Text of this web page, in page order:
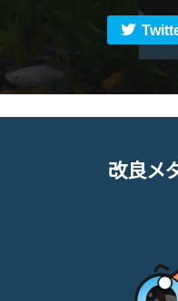
改良メ